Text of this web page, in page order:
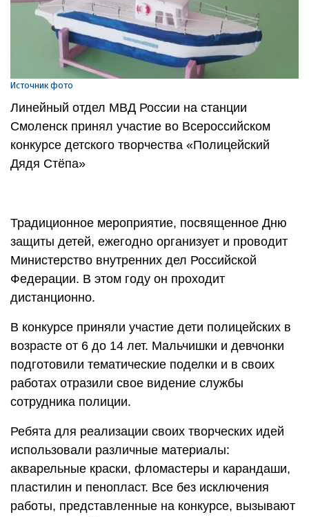
Источник фото
Линейный отдел МВД России на станции
Смоленск принял участие во Всероссийском
конкурсе детского творчества «Полицейский
Дядя Стёпа»
Традиционное мероприятие, посвященное Дню
защиты детей, ежегодно организует и проводит
Министерство внутренних дел Российской
Федерации. В этом году он проходит
дистанционно.
В конкурсе приняли участие дети полицейских в
возрасте от 6 до 14 лет. Мальчишки и девчонки
подготовили тематические поделки и в своих
работах отразили свое видение службы
сотрудника полиции.
Ребята для реализации своих творческих идей
использовали различные материалы:
акварельные краски, фломастеры и карандаши,
пластилин и пенопласт. Все без исключения
работы, представленные на конкурсе, вызывают